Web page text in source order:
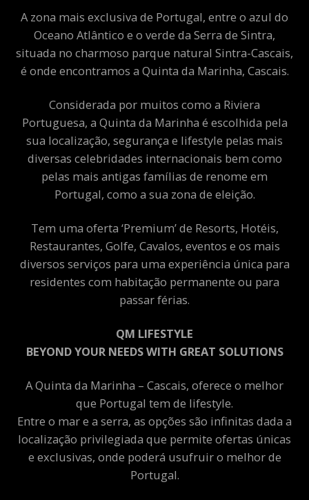
A zona mais exclusiva de Portugal, entre o azul do
Oceano Atlântico e o verde da Serra de Sintra,
situada no charmoso parque natural Sintra-Cascais,
é onde encontramos a Quinta da Marinha, Cascais.
Considerada por muitos como a Riviera
Portuguesa, a Quinta da Marinha é escolhida pela
sua localização, segurança e lifestyle pelas mais
diversas celebridades internacionais bem como
pelas mais antigas famílias de renome em
Portugal, como a sua zona de eleição.
Tem uma oferta ‘Premium’ de Resorts, Hotéis,
Restaurantes, Golfe, Cavalos, eventos e os mais
diversos serviços para uma experiência única para
residentes com habitação permanente ou para
passar férias.
QM LIFESTYLE
BEYOND YOUR NEEDS WITH GREAT SOLUTIONS
A Quinta da Marinha – Cascais, oferece o melhor
que Portugal tem de lifestyle.
Entre o mar e a serra, as opções são infinitas dada a
localização privilegiada que permite ofertas únicas
e exclusivas, onde poderá usufruir o melhor de
Portugal.